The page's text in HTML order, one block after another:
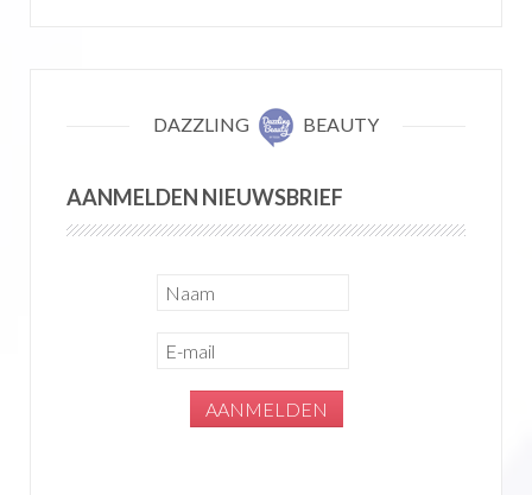
DAZZLING BEAUTY
AANMELDEN NIEUWSBRIEF